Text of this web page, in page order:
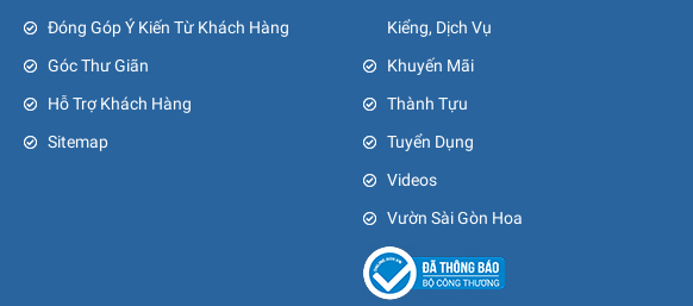
Đóng Góp Ý Kiến Từ Khách Hàng
Góc Thư Giãn
Hỗ Trợ Khách Hàng
Sitemap
Kiểng, Dịch Vụ
Khuyến Mãi
Thành Tựu
Tuyển Dụng
Videos
Vườn Sài Gòn Hoa